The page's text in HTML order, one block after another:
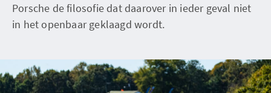
Porsche de filosofie dat daarover in ieder geval niet
in het openbaar geklaagd wordt.